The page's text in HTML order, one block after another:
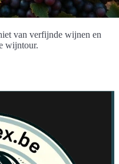
van verfijnde wijnen en
wijntour.